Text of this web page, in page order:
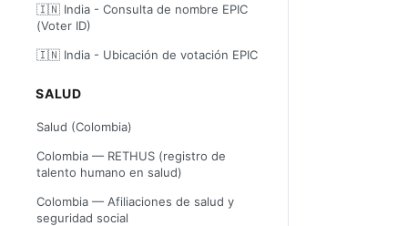
🇮🇳 India - Consulta de nombre EPIC
(Voter ID)
🇮🇳 India - Ubicación de votación EPIC
SALUD
Salud (Colombia)
Colombia — RETHUS (registro de
talento humano en salud)
Colombia — Afiliaciones de salud y
seguridad social